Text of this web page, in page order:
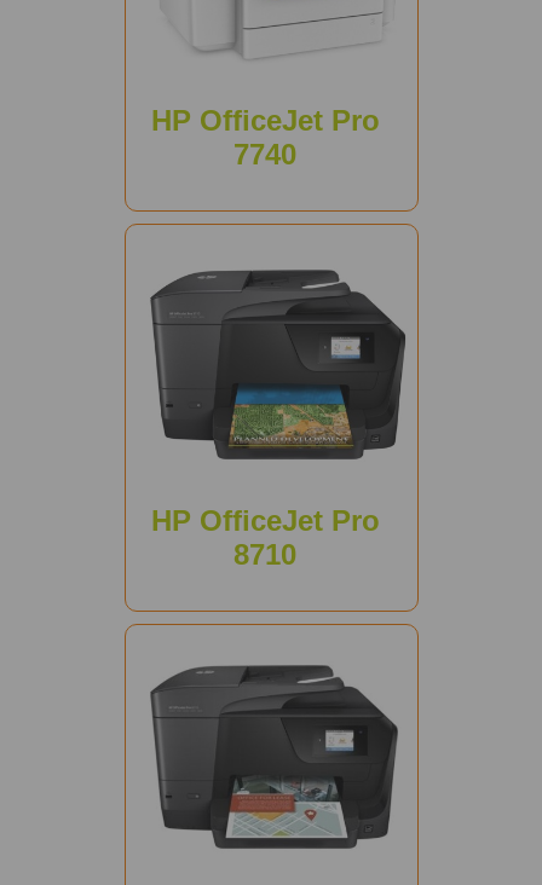
HP OfficeJet Pro
7740
HP OfficeJet Pro
8710